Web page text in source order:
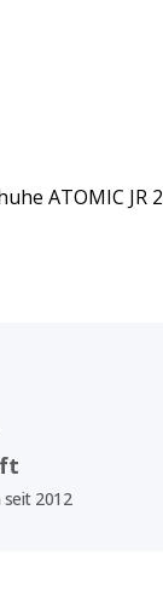
ATOMIC JR 2
2012